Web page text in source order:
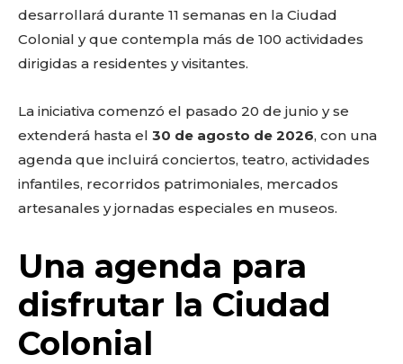
desarrollará durante 11 semanas en la Ciudad
Colonial y que contempla más de 100 actividades
dirigidas a residentes y visitantes.
La iniciativa comenzó el pasado 20 de junio y se
extenderá hasta el 30 de agosto de 2026, con una
agenda que incluirá conciertos, teatro, actividades
infantiles, recorridos patrimoniales, mercados
artesanales y jornadas especiales en museos.
Una agenda para
disfrutar la Ciudad
Colonial